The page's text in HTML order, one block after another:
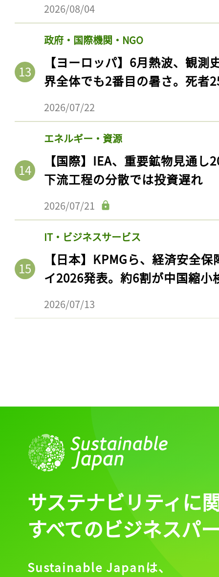
2026/08/04
政府・国際機関・NGO
【ヨーロッパ】6月熱波、観
界全体でも2番目の暑さ。死者
2026/07/22
エネルギー・資源
【国際】IEA、重要鉱物見通
下流工程の分散では投資遅れ
2026/07/21
IT・ビジネスサービス
【日本】KPMGら、経済安全
イ2026発表。約6割が中国縮小
2026/07/13
記事をお気に入りに
サステナビリティに
すべてのビジネスパ
Sustainable Japanは、